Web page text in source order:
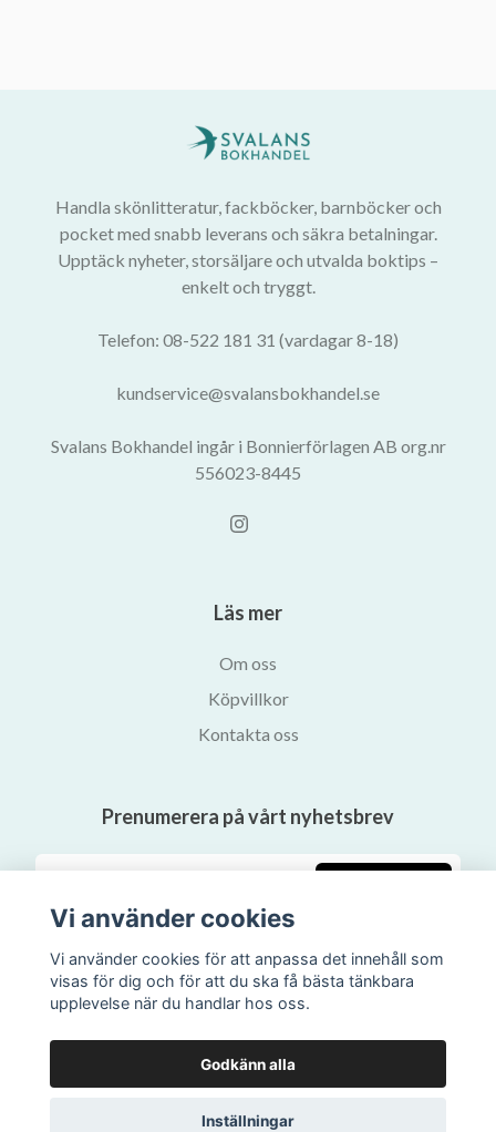
Handla skönlitteratur, fackböcker, barnböcker och
pocket med snabb leverans och säkra betalningar.
Upptäck nyheter, storsäljare och utvalda boktips –
enkelt och tryggt.
Telefon: 08-522 181 31 (vardagar 8-18)
kundservice@svalansbokhandel.se
Svalans Bokhandel ingår i Bonnierförlagen AB org.nr
556023-8445
Läs mer
Om oss
Köpvillkor
Kontakta oss
Prenumerera på vårt nyhetsbrev
Vi använder cookies
Vi använder cookies för att anpassa det innehåll som
visas för dig och för att du ska få bästa tänkbara
upplevelse när du handlar hos oss.
Godkänn alla
Inställningar